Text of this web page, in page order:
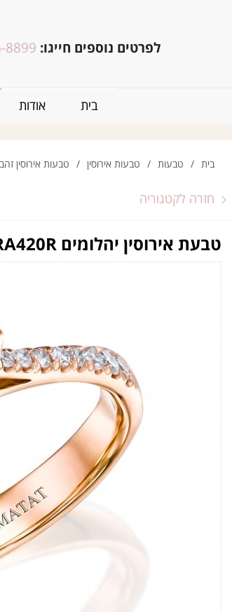
לפרטים נוספים חייגו: 8899
בית אודות
בית / טבעות / טבעות אירוסין / טבעות אירוסין
חזרה לקטגוריה
טבעת אירוסין יהלומים RA420R